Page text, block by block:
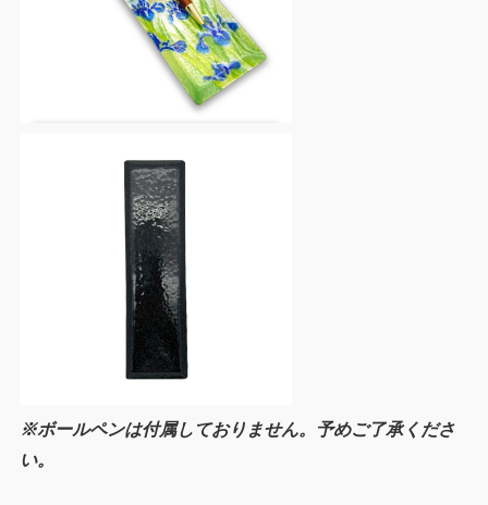
※ボールペンは付属しておりません。予めご了承くださ
い。